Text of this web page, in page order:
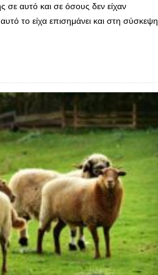
σε αυτό και σε όσους δεν είχαν
το είχα επισημάνει και στη σύσκεψη